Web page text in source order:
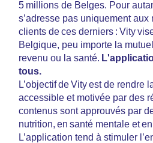
5 millions de Belges. Pour
s’adresse pas uniquement aux
clients de ces derniers : Vity
Belgique, peu importe la
revenu ou la santé.
tous.
L’objectif de Vity est de rendre
accessible et motivée par des
contenus sont approuvés par
nutrition, en santé mentale et
L’application tend à stimuler